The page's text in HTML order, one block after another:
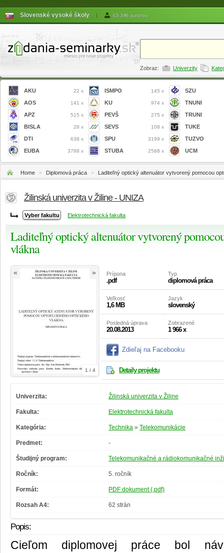
Slovenské vysoké školy | 43 396 autorov
Zobraz: Univerzity
AKU 22 x
AOS 141 x
APZ 515 x
BISLA 28 x
DTI 638 x
EUBA 3788 x
ISMPO 145 x
KU 974 x
PEVŠ 275 x
SEVS 108 x
SPU 3199 x
STUBA 2588 x
SZU
TNUNI
TRUNI
TUKE
TUZVO
UCM
Home » Diplomová práca » Laditeľný optický altenuátor vytvorený pomocou
Žilinská univerzita v Žiline - UNIZA
Elektrotechnická fakulta
Laditeľný optický altenuátor vytvorený
vlákna
1 / 4
« » Prípona
.pdf
Typ
diplomová práca
Veľkosť
1,6 MB
Jazyk
slovenský
Posledná úprava
20.08.2013
Zobrazené
1 966 x
Zdieľaj na Facebooku
Detaily projektu
Univerzita: Žilinská univerzita v Žiline
Fakulta: Elektrotechnická fakulta
Kategória: Technika » Telekomunikácie
Predmet: -
Študijný program: Telekomunikačné a rádiokomunikačné
Ročník: 5. ročník
Formát: PDF dokument (.pdf)
Rozsah A4: 62 strán
Popis:
Cieľom diplomovej práce bol